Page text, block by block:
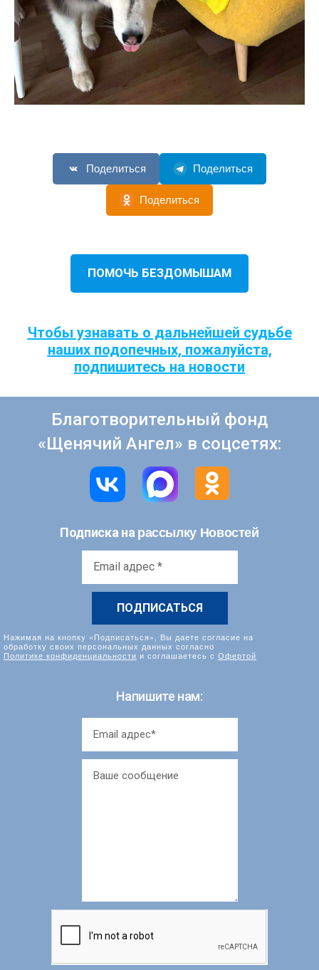
Поделиться Поделиться
Поделиться
ПОМОЧЬ БЕЗДОМЫШАМ
Чтобы узнавать о дальнейшей судьбе
наших подопечных, пожалуйста,
подпишитесь на новости
Благотворительный фонд
«Щенячий Ангел» в соцсетях:
Подписка на рассылку Новостей
Нажимая на кнопку «Подписаться», Вы даете согласие на
обработку своих персональных данных согласно
Политике конфиденциальности и соглашаетесь с Офертой
Напишите нам: